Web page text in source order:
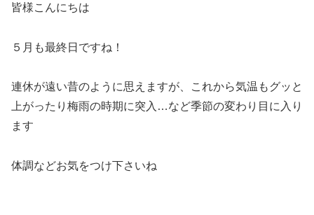
皆様こんにちは
５月も最終日ですね！
連休が遠い昔のように思えますが、これから気温もグッと
上がったり梅雨の時期に突入…など季節の変わり目に入り
ます
体調などお気をつけ下さいね